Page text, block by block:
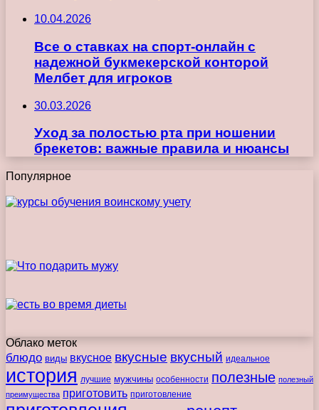
10.04.2026
Все о ставках на спорт-онлайн с
надежной букмекерской конторой
Мелбет для игроков
30.03.2026
Уход за полостью рта при ношении
брекетов: важные правила и нюансы
Популярное
Облако меток
блюдо виды вкусное вкусные вкусный идеальное
история лучшие мужчины особенности полезные полезный
преимущества приготовить приготовление